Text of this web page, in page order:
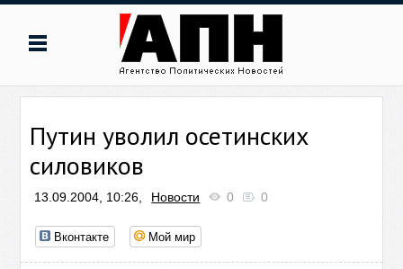
Путин уволил осетинских
силовиков
13.09.2004, 10:26, Новости 0 0
Вконтакте Мой мир